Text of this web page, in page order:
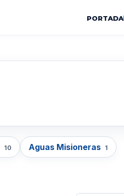
PORTADA
10 Aguas Misioneras 1